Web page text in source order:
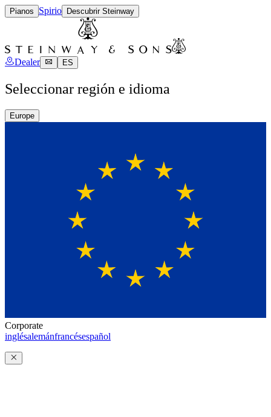
Pianos Spirio Descubrir Steinway
Dealer ES
Seleccionar región e idioma
Europe
Corporate
inglésalemánfrancésespañol